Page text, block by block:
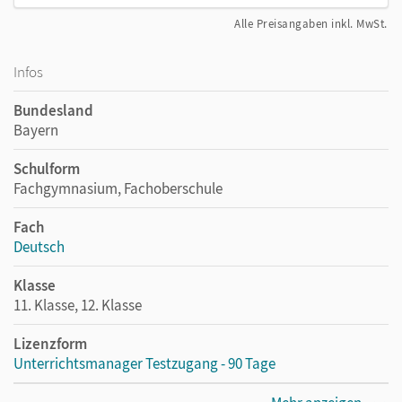
Alle Preisangaben inkl. MwSt.
Infos
Bundesland
Bayern
Schulform
Fachgymnasium, Fachoberschule
Fach
Deutsch
Klasse
11. Klasse, 12. Klasse
Lizenzform
Unterrichtsmanager Testzugang - 90 Tage